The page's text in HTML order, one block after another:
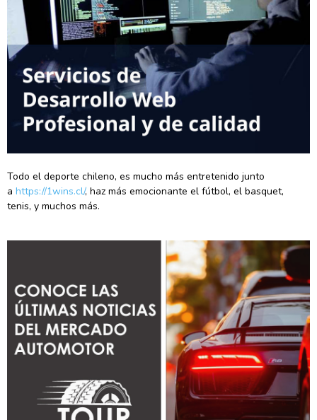
Todo el deporte chileno, es mucho más entretenido junto
a https://1wins.cl/, haz más emocionante el fútbol, el basquet,
tenis, y muchos más.